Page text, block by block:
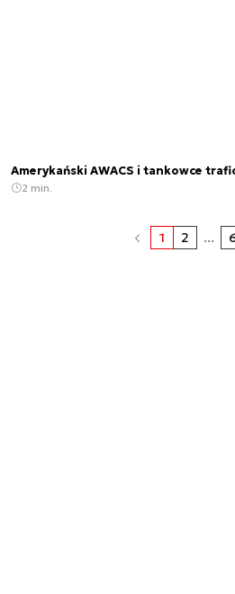
Amerykański AWACS i tankowce
2 min.
1 2 ...